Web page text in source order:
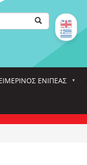
Αναζήτηση
ΕΝΙΠΕΑΣ